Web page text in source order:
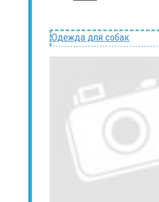
Одежда для собак